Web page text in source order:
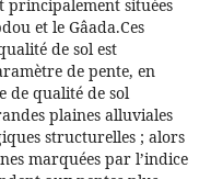
situées
et le Gâada.Ces
de sol est
de pente, en
de qualité de sol
plaines alluviales
structurelles ; alors
marquées par l’indice